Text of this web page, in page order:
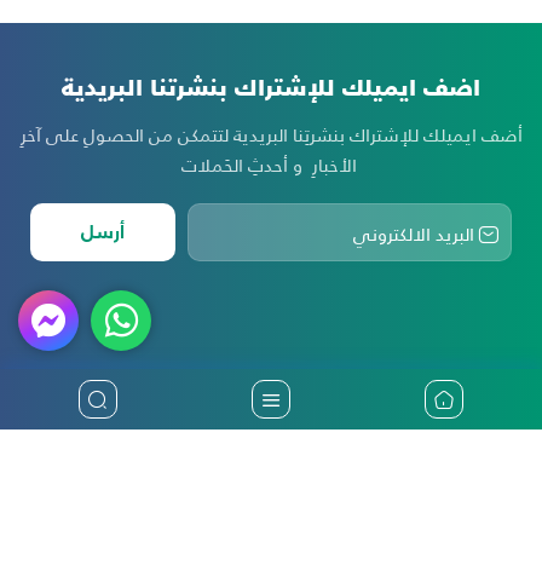
اضف ايميلك للإشتراك بنشرتنا البريدية
أضف ايميلك للإشتراك بنشرتِنا البريدية لتتمكن من الحصولِ على آخرِ
أرسل